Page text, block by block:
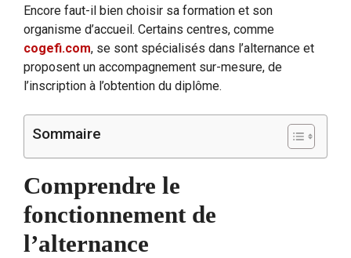
Encore faut-il bien choisir sa formation et son
organisme d’accueil. Certains centres, comme
cogefi.com, se sont spécialisés dans l’alternance et
proposent un accompagnement sur-mesure, de
l’inscription à l’obtention du diplôme.
Sommaire
Comprendre le
fonctionnement de
l’alternance